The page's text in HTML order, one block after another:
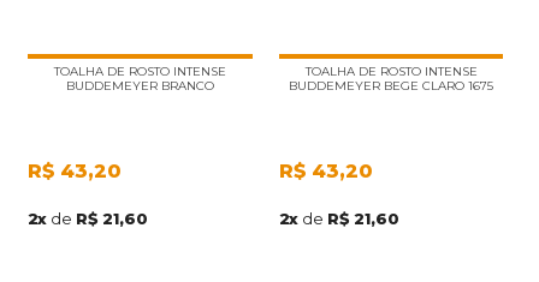
TOALHA DE ROSTO INTENSE
BUDDEMEYER BRANCO
R$ 43,20
2x de R$ 21,60
TOALHA DE ROSTO INTENSE
BUDDEMEYER BEGE CLARO 1675
R$ 43,20
2x de R$ 21,60